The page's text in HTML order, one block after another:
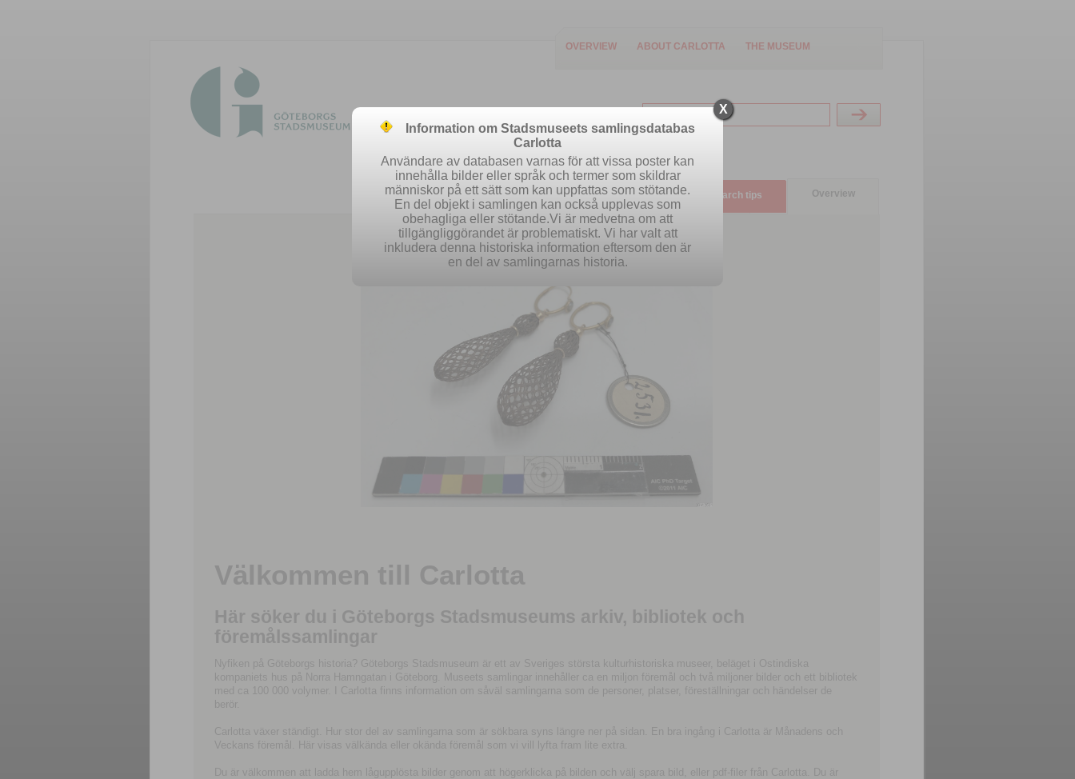
OVERVIEW ABOUT CARLOTTA THE MUSEUM
Easy search Advanced search Search tips Overview
Välkommen till Carlotta
Här söker du i Göteborgs Stadsmuseums arkiv, bibliotek och
föremålssamlingar
Nyfiken på Göteborgs historia? Göteborgs Stadsmuseum är ett av Sveriges största kulturhistoriska museer, beläget i Ostindiska
kompaniets hus på Norra Hamngatan i Göteborg. Museets samlingar innehåller ca en miljon föremål och två miljoner bilder och ett bibliotek
med ca 100 000 volymer. I Carlotta finns information om såväl samlingarna som de personer, platser, föreställningar och händelser de
berör.
Carlotta växer ständigt. Hur stor del av samlingarna som är sökbara syns längre ner på sidan. En bra ingång i Carlotta är Månadens och
Veckans föremål. Här visas välkända eller okända föremål som vi vill lyfta fram lite extra.
Du är välkommen att ladda hem lågupplösta bilder genom att högerklicka på bilden och välj spara bild, eller pdf-filer från Carlotta. Du är
X
Information om Stadsmuseets samlingsdatabas
Carlotta
Användare av databasen varnas för att vissa poster kan
innehålla bilder eller språk och termer som skildrar
människor på ett sätt som kan uppfattas som stötande.
En del objekt i samlingen kan också upplevas som
obehagliga eller stötande.Vi är medvetna om att
tillgängliggörandet är problematiskt. Vi har valt att
inkludera denna historiska information eftersom den är
en del av samlingarnas historia.